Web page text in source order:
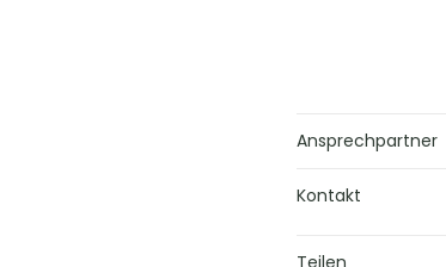
Ansprechpartner
Kontakt
Teilen